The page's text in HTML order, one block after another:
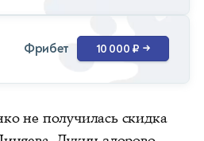
Фрибет 10 000 ₽ →
не получилась скидка